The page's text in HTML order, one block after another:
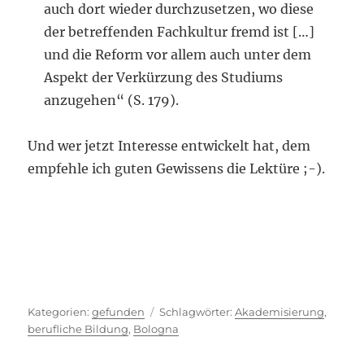
auch dort wieder durchzusetzen, wo diese
der betreffenden Fachkultur fremd ist […]
und die Reform vor allem auch unter dem
Aspekt der Verkürzung des Studiums
anzugehen“ (S. 179).
Und wer jetzt Interesse entwickelt hat, dem
empfehle ich guten Gewissens die Lektüre ;-).
Kategorien
gefunden Schlagwörter
Akademisierung,
berufliche Bildung, Bologna